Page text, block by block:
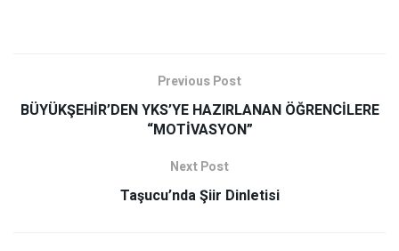
Previous Post
BÜYÜKŞEHİR’DEN YKS’YE HAZIRLANAN ÖĞRENCİLERE
“MOTİVASYON”
Next Post
Taşucu’nda Şiir Dinletisi